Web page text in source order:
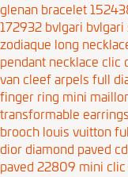
glenan bracelet
172932 bvlgari
zodiaque long
pendant necklace clic
van cleef arpels full
finger ring mini
transformable
brooch louis vuitton
dior diamond paved
paved 22809 mini